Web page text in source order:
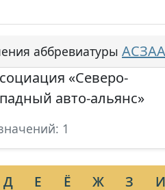
аббревиатуры АСЗАА
«Северо-
авто-альянс»
1
Д Е Ё Ж З И